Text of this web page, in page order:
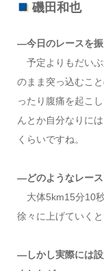
磯田和也
―今日のレースを振
予定よりもだいぶ
のまま突っ込むこ
ったり腹痛を起こ
んとか自分なりに
くらいですね。
―どのようなレー
大体5km15分10
徐々に上げていく
―しかし実際には設